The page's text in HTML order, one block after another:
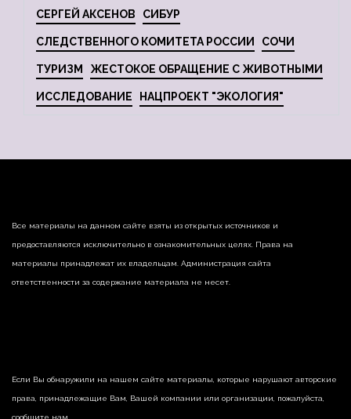
СЕРГЕЙ АКСЕНОВ СИБУР
СЛЕДСТВЕННОГО КОМИТЕТА РОССИИ СОЧИ
ТУРИЗМ ЖЕСТОКОЕ ОБРАЩЕНИЕ С ЖИВОТНЫМИ
ИССЛЕДОВАНИЕ НАЦПРОЕКТ "ЭКОЛОГИЯ"
Все материалы на данном сайте взяты из открытых источников и
предоставляются исключительно в ознакомительных целях. Права на
материалы принадлежат их владельцам. Администрация сайта
ответственности за содержание материала не несет.
Если Вы обнаружили на нашем сайте материалы, которые нарушают авторские
права, принадлежащие Вам, Вашей компании или организации, пожалуйста,
сообщите нам.